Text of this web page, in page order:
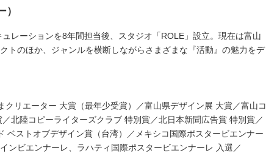
レーションを8年間担当後、スタジオ「ROLE」設立。現在は富山
トのほか、ジャンルを横断しながらさまざまな『活動』の魅力をデ
クリエーター 大賞（最年少受賞）／富山県デザイン展 大賞／富山コ
北陸コピーライターズクラブ 特別賞／北日本新聞広告賞 特別賞／
ベストオブデザイン賞（台湾）／メキシコ国際ポスタービエンナー
ンビエンナーレ、ラハティ国際ポスタービエンナーレ 入選／